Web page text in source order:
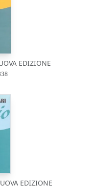
EDIZIONE
EDIZIONE